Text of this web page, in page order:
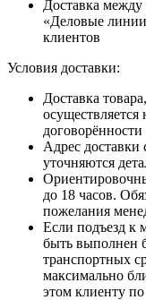
Доставка
«Деловые
клиентов
Условия доставки:
Доставка
Адрес доставки
уточняются
до 18 часов.
пожелания
Если подъезд к
быть выполнен
транспортных
максимально
этом клиенту по